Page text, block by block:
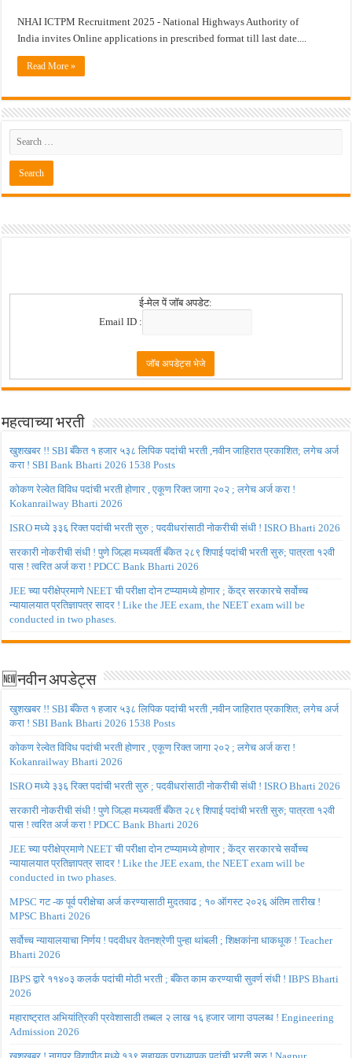
खुशखबर ! नागपूर विद्यापीठ मध्ये १३९ सहायक प्राध्यापक पदांची भरती सुरु ! Nagpur
NHAI ICTPM Recruitment 2025 - National Highways Authority of
India invites Online applications in prescribed format till last date....
Read More »
ई-मेल पें जॉब अपडेट:
Email ID :
महत्वाच्या भरती
खुशखबर !! SBI बँकेत १ हजार ५३८ लिपिक पदांची भरती ,नवीन जाहिरात प्रकाशित; लगेच अर्ज
करा ! SBI Bank Bharti 2026 1538 Posts
कोकण रेल्वेत विविध पदांची भरती होणार , एकूण रिक्त जागा २०२ ; लगेच अर्ज करा !
Kokanrailway Bharti 2026
ISRO मध्ये ३३६ रिक्त पदांची भरती सुरु ; पदवीधरांसाठी नोकरीची संधी ! ISRO Bharti 2026
सरकारी नोकरीची संधी ! पुणे जिल्हा मध्यवर्ती बँकेत २८९ शिपाई पदांची भरती सुरु; पात्रता १२वी
पास ! त्वरित अर्ज करा ! PDCC Bank Bharti 2026
JEE च्या परीक्षेप्रमाणे NEET ची परीक्षा दोन टप्प्यामध्ये होणार ; केंद्र सरकारचे सर्वोच्च
न्यायालयात प्रतिज्ञापत्र सादर ! Like the JEE exam, the NEET exam will be
conducted in two phases.
🆕नवीन अपडेट्स
खुशखबर !! SBI बँकेत १ हजार ५३८ लिपिक पदांची भरती ,नवीन जाहिरात प्रकाशित; लगेच अर्ज
करा ! SBI Bank Bharti 2026 1538 Posts
कोकण रेल्वेत विविध पदांची भरती होणार , एकूण रिक्त जागा २०२ ; लगेच अर्ज करा !
Kokanrailway Bharti 2026
ISRO मध्ये ३३६ रिक्त पदांची भरती सुरु ; पदवीधरांसाठी नोकरीची संधी ! ISRO Bharti 2026
सरकारी नोकरीची संधी ! पुणे जिल्हा मध्यवर्ती बँकेत २८९ शिपाई पदांची भरती सुरु; पात्रता १२वी
पास ! त्वरित अर्ज करा ! PDCC Bank Bharti 2026
JEE च्या परीक्षेप्रमाणे NEET ची परीक्षा दोन टप्प्यामध्ये होणार ; केंद्र सरकारचे सर्वोच्च
न्यायालयात प्रतिज्ञापत्र सादर ! Like the JEE exam, the NEET exam will be
conducted in two phases.
MPSC गट -क पूर्व परीक्षेचा अर्ज करण्यासाठी मुदतवाढ ; १० ऑगस्ट २०२६ अंतिम तारीख !
MPSC Bharti 2026
सर्वोच्च न्यायालयाचा निर्णय ! पदवीधर वेतनश्रेणी पुन्हा थांबली ; शिक्षकांना धाकधूक ! Teacher
Bharti 2026
IBPS द्वारे ११४०३ कलर्क पदांची मोठी भरती ; बँकेत काम करण्याची सुवर्ण संधी ! IBPS Bharti
2026
महाराष्ट्रात अभियांत्रिकी प्रवेशासाठी तब्बल २ लाख १६ हजार जागा उपलब्ध ! Engineering
Admission 2026